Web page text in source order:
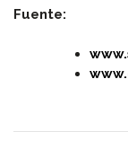
Fuente: